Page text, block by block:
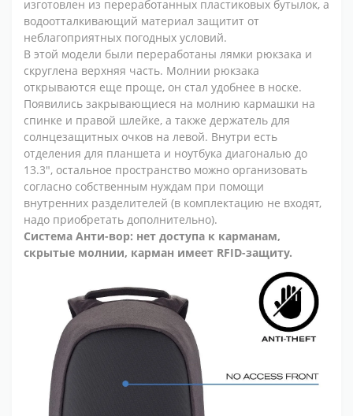
изготовлен из переработанных пластиковых бутылок, а
водоотталкивающий материал защитит от
неблагоприятных погодных условий.
В этой модели были переработаны лямки рюкзака и
скруглена верхняя часть. Молнии рюкзака
открываются еще проще, он стал удобнее в носке.
Появились закрывающиеся на молнию кармашки на
спинке и правой шлейке, а также держатель для
солнцезащитных очков на левой. Внутри есть
отделения для планшета и ноутбука диагональю до
13.3", остальное пространство можно организовать
согласно собственным нуждам при помощи
внутренних разделителей (в комплектацию не входят,
надо приобретать дополнительно).
Система Анти-вор: нет доступа к карманам,
скрытые молнии, карман имеет RFID-защиту.